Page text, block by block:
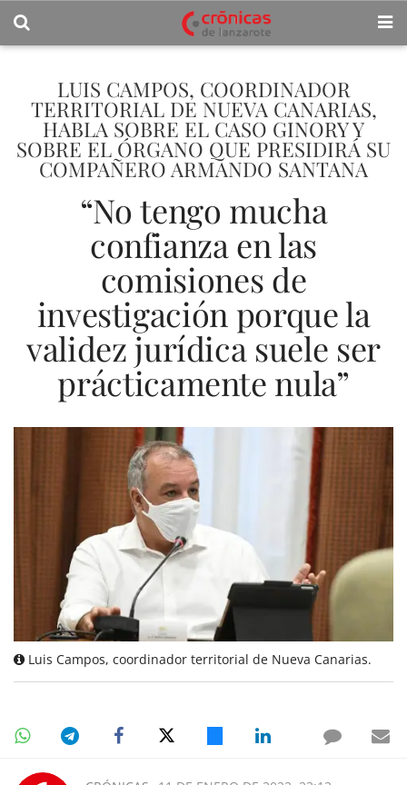
LUIS CAMPOS, COORDINADOR
TERRITORIAL DE NUEVA CANARIAS,
HABLA SOBRE EL CASO GINORY Y
SOBRE EL ÓRGANO QUE PRESIDIRÁ SU
COMPAÑERO ARMANDO SANTANA
“No tengo mucha
confianza en las
comisiones de
investigación porque la
validez jurídica suele ser
prácticamente nula”
Luis Campos, coordinador territorial de Nueva Canarias.